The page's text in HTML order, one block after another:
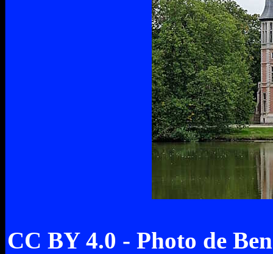
CC BY 4.0 - Photo de